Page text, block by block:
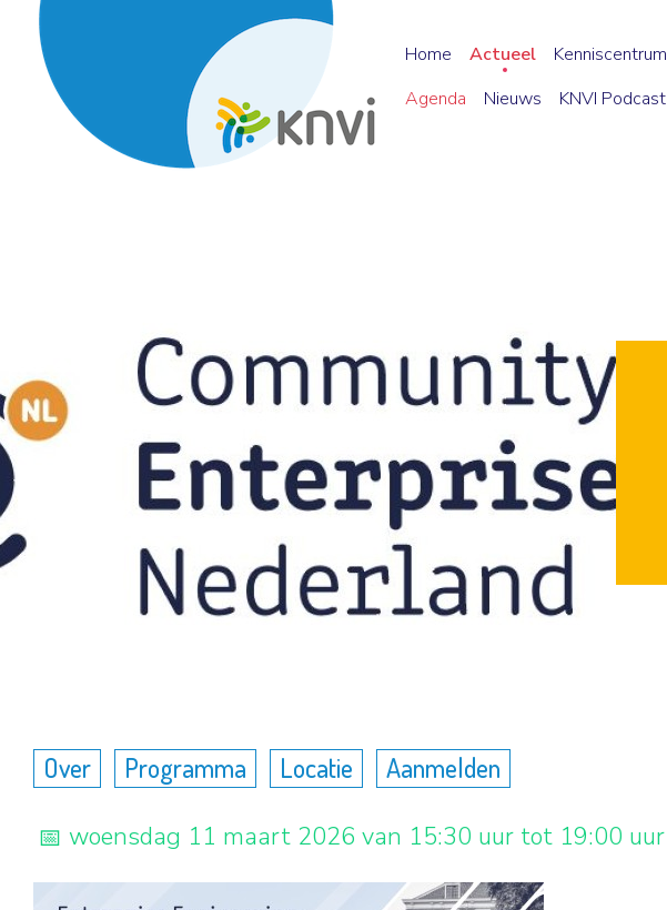
Home
Actueel
Agenda
Nieuws KNVI Podcast
Kenniscentrum
Over Programma Locatie Aanmelden
woensdag 11 maart 2026 van 15:30 uur tot 19:00 uur